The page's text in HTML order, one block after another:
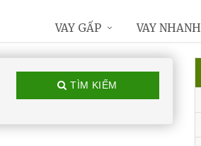
TÌM KIẾM
VAY GẤP VAY NHANH